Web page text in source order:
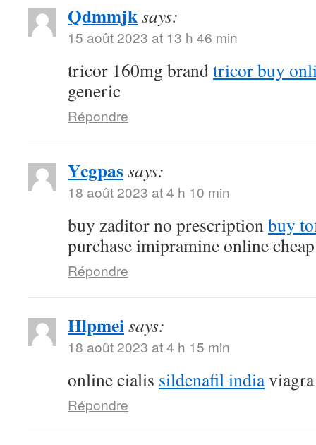
Qdmmjksays:
15 août 2023 at 13 h 46 min
tricor 160mg brandtricor buy
generic
Répondre
Ycgpassays:
18 août 2023 at 4 h 10 min
buy zaditor no prescriptionbuy
purchase imipramine online cheap
Répondre
Hlpmeisays:
18 août 2023 at 4 h 15 min
online cialis sildenafil india
Répondre